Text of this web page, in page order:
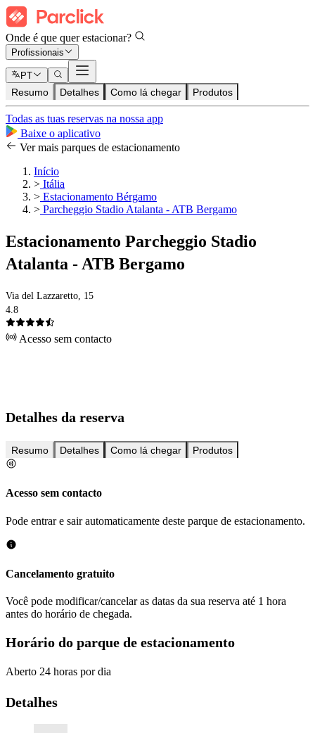
Onde é que quer estacionar?
Profissionais
PT
Resumo Detalhes Como lá chegar Produtos
Todas as tuas reservas na nossa app
Baixe o aplicativo
Ver mais parques de estacionamento
Início
> Itália
> Estacionamento Bérgamo
> Parcheggio Stadio Atalanta - ATB Bergamo
Estacionamento Parcheggio Stadio
Atalanta - ATB Bergamo
Via del Lazzaretto, 15
4.8
Acesso sem contacto
Detalhes da reserva
Resumo Detalhes Como lá chegar Produtos
Acesso sem contacto
Pode entrar e sair automaticamente deste parque de estacionamento.
Cancelamento gratuito
Você pode modificar/cancelar as datas da sua reserva até 1 hora
antes do horário de chegada.
Horário do parque de estacionamento
Aberto 24 horas por dia
Detalhes